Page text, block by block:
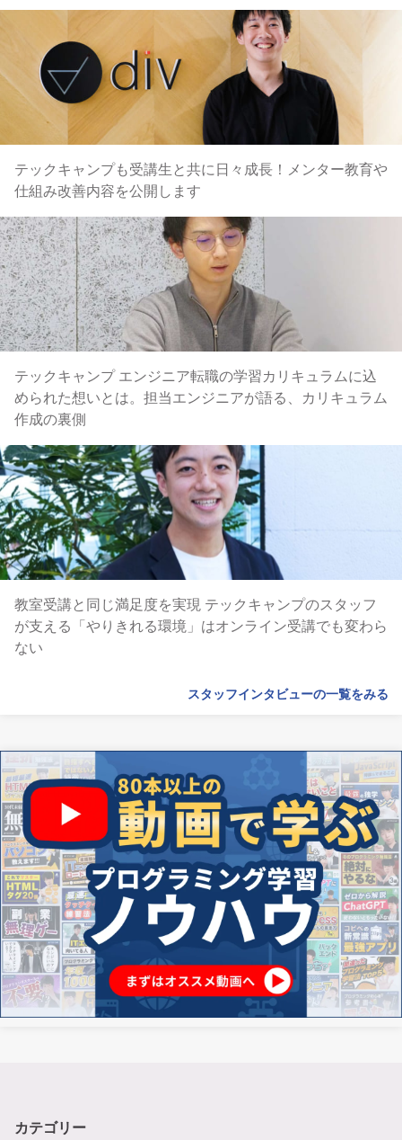
テックキャンプも受講生と共に日々成長！メンター教育や
仕組み改善内容を公開します
テックキャンプ エンジニア転職の学習カリキュラムに込
められた想いとは。担当エンジニアが語る、カリキュラム
作成の裏側
教室受講と同じ満足度を実現 テックキャンプのスタッフ
が支える「やりきれる環境」はオンライン受講でも変わら
ない
スタッフインタビューの一覧をみる
カテゴリー